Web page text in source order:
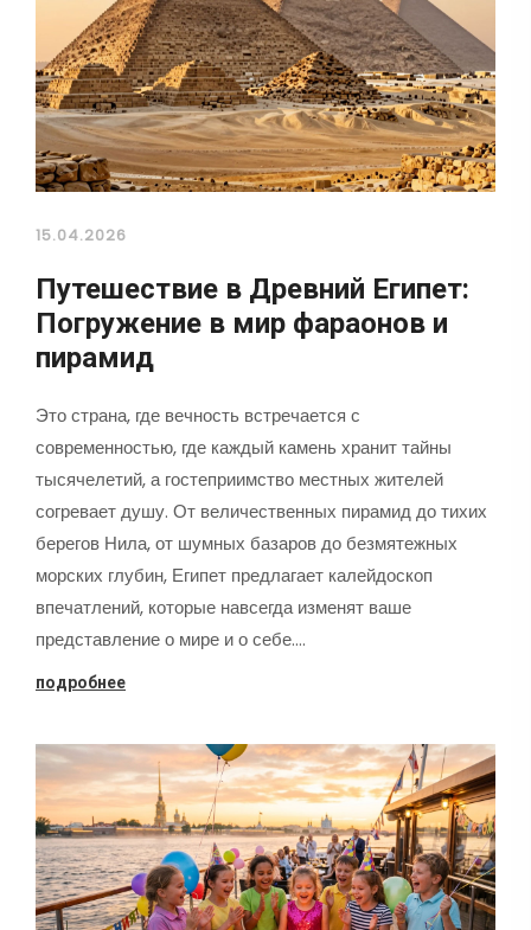
15.04.2026
Путешествие в Древний Египет:
Погружение в мир фараонов и
пирамид
Это страна, где вечность встречается с
современностью, где каждый камень хранит тайны
тысячелетий, а гостеприимство местных жителей
согревает душу. От величественных пирамид до тихих
берегов Нила, от шумных базаров до безмятежных
морских глубин, Египет предлагает калейдоскоп
впечатлений, которые навсегда изменят ваше
представление о мире и о себе.…
подробнее